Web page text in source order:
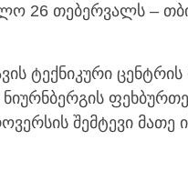
26 თებერვალს –
ტექნიკური ცენტრის
ნიურნბერგის
შემტევი მათე